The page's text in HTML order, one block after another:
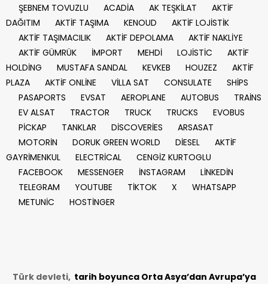
ŞEBNEM TOVUZLU
ACADİA AK TEŞKİLAT
AKTİF
DAĞITIM
AKTİF TAŞIMA KENOUD
AKTİF LOJİSTİK
AKTİF TAŞIMACILIK
AKTİF DEPOLAMA
AKTİF NAKLİYE
AKTİF GÜMRÜK
İMPORT MEHDİ LOJİSTİC
AKTİF
HOLDİNG
MUSTAFA SANDAL KEVKEB HOUZEZ
AKTİF
PLAZA
AKTİF ONLİNE VİLLA SAT CONSULATE
SHİPS
PASAPORTS
EVSAT AEROPLANE AUTOBUS
TRAİNS
EV ALSAT
TRACTOR TRUCK TRUCKS
EVOBUS
PİCKAP
TANKLAR DİSCOVERİES
ARSASAT
MOTORİN
DORUK GREEN WORLD DİESEL
AKTİF
GAYRİMENKUL
ELECTRİCAL
CENGİZ KURTOGLU
FACEBOOK
MESSENGER İNSTAGRAM
LİNKEDİN
TELEGRAM
YOUTUBE TİKTOK X
WHATSAPP
METUNİC
HOSTİNGER
Türk devleti, tarih boyunca Orta Asya’dan Avrupa’ya